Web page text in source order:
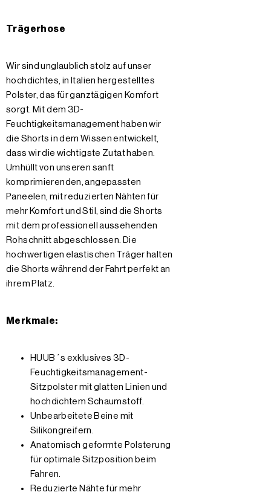
Trägerhose
Wir sind unglaublich stolz auf unser
hochdichtes, in Italien hergestelltes
Polster, das für ganztägigen Komfort
sorgt. Mit dem 3D-
Feuchtigkeitsmanagement haben wir
die Shorts in dem Wissen entwickelt,
dass wir die wichtigste Zutat haben.
Umhüllt von unseren sanft
komprimierenden, angepassten
Paneelen, mit reduzierten Nähten für
mehr Komfort und Stil, sind die Shorts
mit dem professionell aussehenden
Rohschnitt abgeschlossen. Die
hochwertigen elastischen Träger halten
die Shorts während der Fahrt perfekt an
ihrem Platz.
Merkmale:
HUUB´s exklusives 3D-
Feuchtigkeitsmanagement-
Sitzpolster mit glatten Linien und
hochdichtem Schaumstoff.
Unbearbeitete Beine mit
Silikongreifern.
Anatomisch geformte Polsterung
für optimale Sitzposition beim
Fahren.
Reduzierte Nähte für mehr